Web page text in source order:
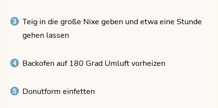
Teig in die große Nixe geben und etwa eine Stunde
gehen lassen
Backofen auf 180 Grad Umluft vorheizen
Donutform einfetten